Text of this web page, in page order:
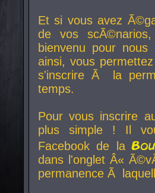
Et si vous avez
de vos
bienvenu pour
ainsi, vous
s'inscrire Ã la
temps.
Pour vous inscrire
plus simple ! Il
Facebook de la
dans l'onglet Â«
permanence Ã